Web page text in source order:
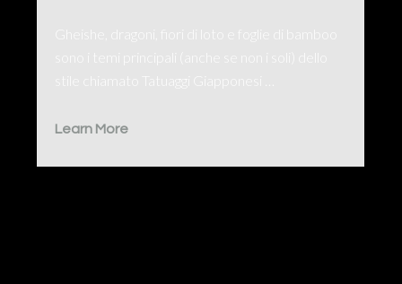
Gheishe, dragoni, fiori di loto e foglie di bamboo
stile chiamato Tatuaggi Giapponesi …
Learn More